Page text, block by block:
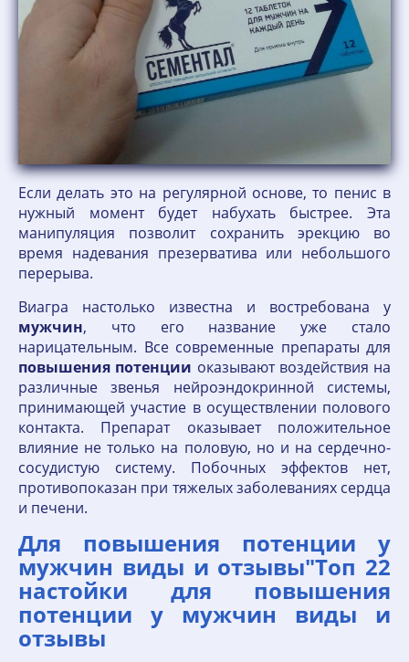
Если делать это на регулярной основе, то пенис в
нужный момент будет набухать быстрее. Эта
манипуляция позволит сохранить эрекцию во
время надевания презерватива или небольшого
перерыва.
Виагра настолько известна и востребована у
мужчин, что его название уже стало
нарицательным. Все современные препараты для
повышения потенции оказывают воздействия на
различные звенья нейроэндокринной системы,
принимающей участие в осуществлении полового
контакта. Препарат оказывает положительное
влияние не только на половую, но и на сердечно-
сосудистую систему. Побочных эффектов нет,
противопоказан при тяжелых заболеваниях сердца
и печени.
Для повышения потенции у
мужчин виды и отзывы"Топ 22
настойки для повышения
потенции у мужчин виды и
отзывы